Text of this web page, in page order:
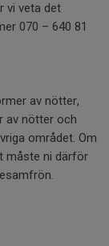
vi veta det
070 – 640 81
av nötter,
av nötter och
området. Om
måste ni därför